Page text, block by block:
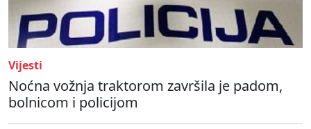
Vijesti
Noćna vožnja traktorom završila je padom,
bolnicom i policijom